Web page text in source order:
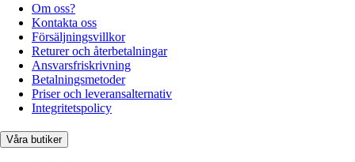
Om oss?
Kontakta oss
Försäljningsvillkor
Returer och återbetalningar
Ansvarsfriskrivning
Betalningsmetoder
Priser och leveransalternativ
Integritetspolicy
Våra butiker